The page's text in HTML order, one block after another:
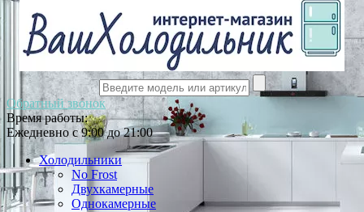
Обратный звонок
Время работы:
Ежедневно с 9:00 до 21:00
Холодильники
No Frost
Двухкамерные
Однокамерные